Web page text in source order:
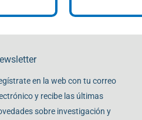
en la web con tu correo
y recibe las últimas
sobre investigación y